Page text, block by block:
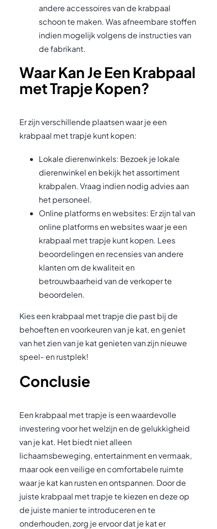
andere accessoires van de krabpaal
schoon te maken. Was afneembare stoffen
indien mogelijk volgens de instructies van
de fabrikant.
Waar Kan Je Een Krabpaal
met Trapje Kopen?
Er zijn verschillende plaatsen waar je een
krabpaal met trapje kunt kopen:
Lokale dierenwinkels: Bezoek je lokale
dierenwinkel en bekijk het assortiment
krabpalen. Vraag indien nodig advies aan
het personeel.
Online platforms en websites: Er zijn tal van
online platforms en websites waar je een
krabpaal met trapje kunt kopen. Lees
beoordelingen en recensies van andere
klanten om de kwaliteit en
betrouwbaarheid van de verkoper te
beoordelen.
Kies een krabpaal met trapje die past bij de
behoeften en voorkeuren van je kat, en geniet
van het zien van je kat genieten van zijn nieuwe
speel- en rustplek!
Conclusie
Een krabpaal met trapje is een waardevolle
investering voor het welzijn en de gelukkigheid
van je kat. Het biedt niet alleen
lichaamsbeweging, entertainment en vermaak,
maar ook een veilige en comfortabele ruimte
waar je kat kan rusten en ontspannen. Door de
juiste krabpaal met trapje te kiezen en deze op
de juiste manier te introduceren en te
onderhouden, zorg je ervoor dat je kat er